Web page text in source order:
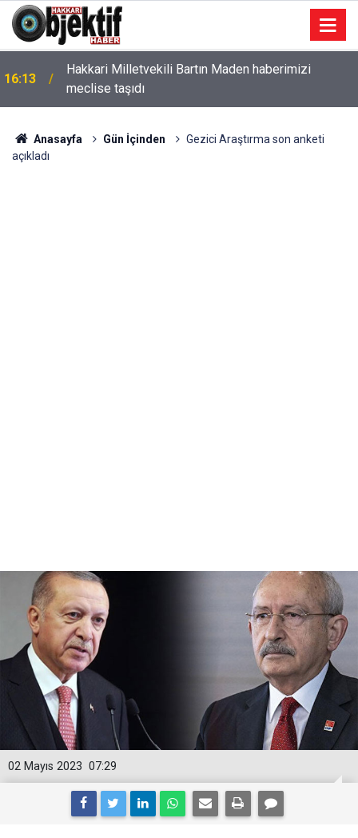
16:13
Hakkari Milletvekili Bartın Maden haberimizi
meclise taşıdı
Anasayfa Gün İçinden
Gezici Araştırma son anketi
açıkladı
07:29
02 Mayıs 2023